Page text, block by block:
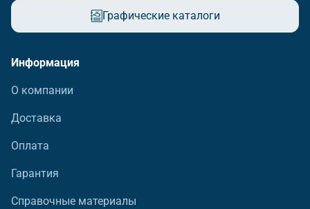
Графические каталоги
Информация
О компании
Доставка
Оплата
Гарантия
Справочные материалы